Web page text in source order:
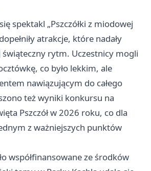
spektakl „Pszczółki z miodowej
atrakcje, które nadały
rytm. Uczestnicy mogli
co było lekkim, ale
nawiązującym do całego
też wyniki konkursu na
Pszczół w 2026 roku, co dla
z ważniejszych punktów
współfinansowane ze środków